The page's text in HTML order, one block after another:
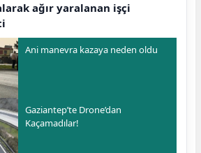
ağır yaralanan işçi
Ani manevra kazaya neden oldu
Gaziantep’te Drone’dan
Kaçamadılar!